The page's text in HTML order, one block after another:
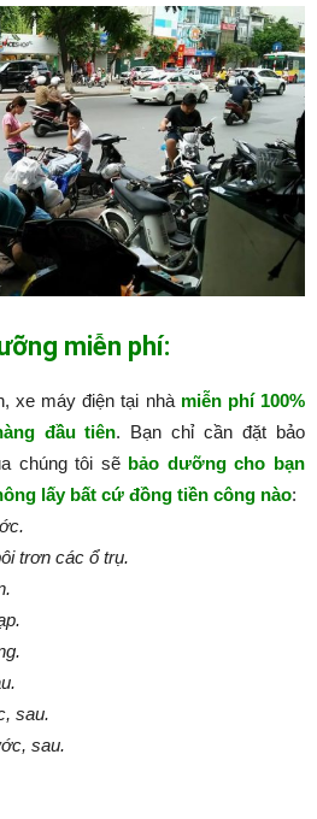
miễn phí:
xe máy điện tại nhà miễn phí 100%
đầu tiên. Bạn chỉ cần đặt bảo
chúng tôi sẽ bảo dưỡng cho bạn
lấy bất cứ đồng tiền công nào:​​​​​
trơn các ổ trụ.
sau.
sau.